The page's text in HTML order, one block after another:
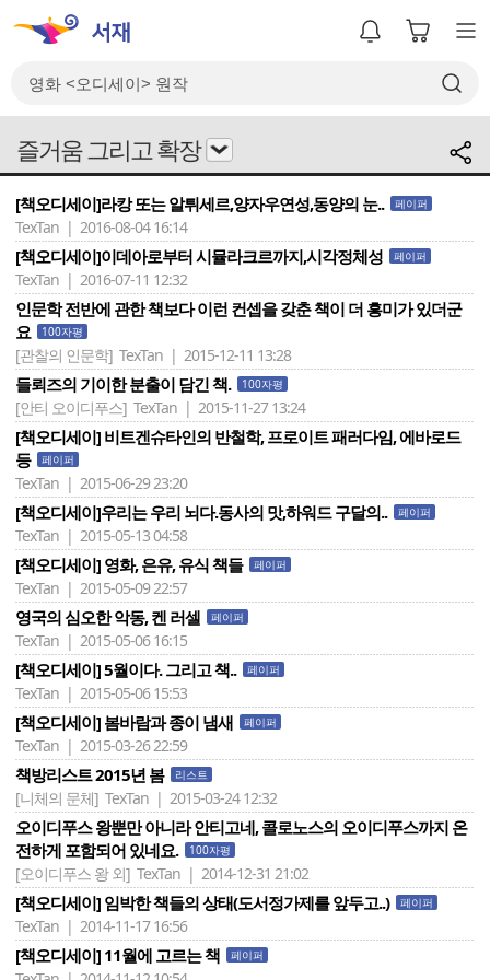
즐거움 그리고 확장
[책오디세이]라캉 또는 알튀세르,양자우연성,동양의 눈.. 페이퍼
TexTan | 2016-08-04 16:14
[책오디세이]이데아로부터 시뮬라크르까지,시각정체성 페이퍼
TexTan | 2016-07-11 12:32
인문학 전반에 관한 책보다 이런 컨셉을 갖춘 책이 더 흥미가 있더군
요
100자평
[관찰의 인문학] TexTan | 2015-12-11 13:28
들뢰즈의 기이한 분출이 담긴 책. 100자평
[안티 오이디푸스] TexTan | 2015-11-27 13:24
[책오디세이] 비트겐슈타인의 반철학, 프로이트 패러다임, 에바로드
등
페이퍼
TexTan | 2015-06-29 23:20
[책오디세이]우리는 우리 뇌다.동사의 맛,하워드 구달의.. 페이퍼
TexTan | 2015-05-13 04:58
[책오디세이] 영화, 은유, 유식 책들 페이퍼
TexTan | 2015-05-09 22:57
영국의 심오한 악동, 켄 러셀 페이퍼
TexTan | 2015-05-06 16:15
[책오디세이] 5월이다. 그리고 책.. 페이퍼
TexTan | 2015-05-06 15:53
[책오디세이] 봄바람과 종이 냄새 페이퍼
TexTan | 2015-03-26 22:59
책방리스트 2015년 봄 리스트
[니체의 문체] TexTan | 2015-03-24 12:32
오이디푸스 왕뿐만 아니라 안티고네, 콜로노스의 오이디푸스까지 온
전하게 포함되어 있네요.
100자평
[오이디푸스 왕 외] TexTan | 2014-12-31 21:02
[책오디세이] 임박한 책들의 상태(도서정가제를 앞두고..) 페이퍼
TexTan | 2014-11-17 16:56
[책오디세이] 11월에 고르는 책 페이퍼